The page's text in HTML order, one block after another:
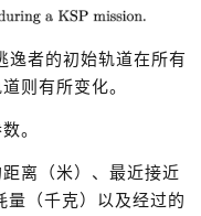
逸者的初始轨道在所有
则有所变化。
。
离（米）、最近接近
（千克）以及经过的